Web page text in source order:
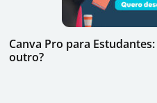
Canva Pro para
outro?